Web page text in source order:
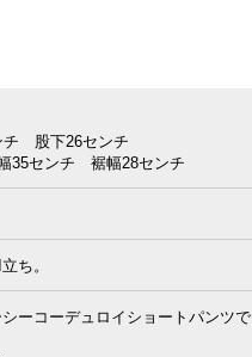
股下26センチ
センチ 裾幅28センチ
ち。
ーコーデュロイショートパンツで